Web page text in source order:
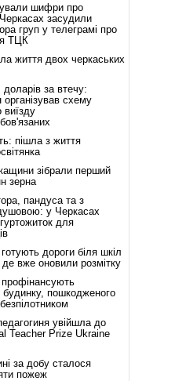
шифри про
засудили
груп у телеграмі про
ТЦК
життя двох черкаських
за втечу:
схему
виїзду
пішла з життя
зібрали перший
зерна
пандуса та з
у Черкасах
для
дороги біля шкіл
де вже оновили розмітку
будинку, пошкодженого
увійшла до
Teacher Prize Ukraine
за добу сталося
пожеж